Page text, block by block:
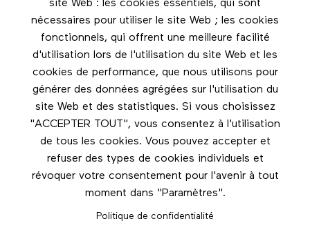
site Web : les cookies essentiels, qui sont
nécessaires pour utiliser le site Web ; les cookies
fonctionnels, qui offrent une meilleure facilité
d'utilisation lors de l'utilisation du site Web et les
cookies de performance, que nous utilisons pour
générer des données agrégées sur l'utilisation du
site Web et des statistiques. Si vous choisissez
"ACCEPTER TOUT", vous consentez à l'utilisation
de tous les cookies. Vous pouvez accepter et
refuser des types de cookies individuels et
révoquer votre consentement pour l'avenir à tout
moment dans "Paramètres".
Politique de confidentialité
Footer menu
Les éditions Esse
Instagram
Facebook
Nous contacter